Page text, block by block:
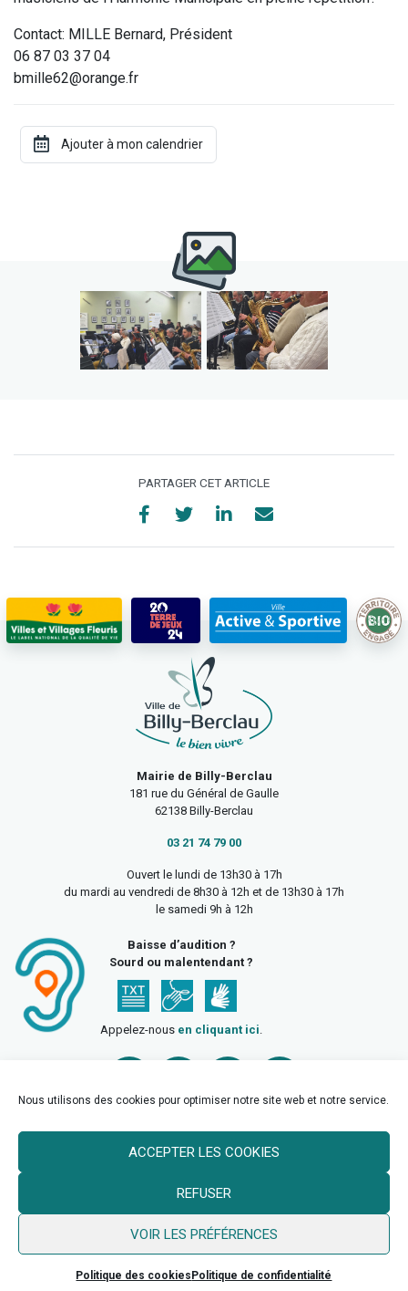
Nous utilisons des cookies pour optimiser notre site web et notre service.
ACCEPTER LES COOKIES
REFUSER
VOIR LES PRÉFÉRENCES
Politique des cookies Politique de confidentialité
Contact: MILLE Bernard, Président
06 87 03 37 04
bmille62@orange.fr
PARTAGER CET ARTICLE
Mairie de Billy-Berclau
181 rue du Général de Gaulle
62138 Billy-Berclau
03 21 74 79 00
Ouvert le lundi de 13h30 à 17h
du mardi au vendredi de 8h30 à 12h et de 13h30 à 17h
le samedi 9h à 12h
Baisse d’audition ?
Sourd ou malentendant ?
Appelez-nous en cliquant ici.
© 2026 Ville de Billy Berclau —neoweb.fr